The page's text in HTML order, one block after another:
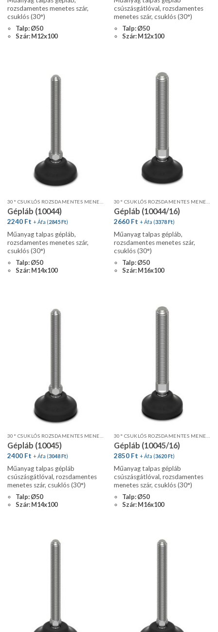
rozsdamentes menetes szár,
csuklós (30°)
Talp: Ø50
Szár: M12x100
csúszásgátlóval, rozsdamentes
menetes szár, csuklós (30°)
Talp: Ø50
Szár: M12x100
Gépláb (10044)
2240 Ft + Áfa (2845Ft)
Műanyag talpas gépláb,
rozsdamentes menetes szár,
csuklós (30°)
Talp: Ø50
Szár: M14x100
Gépláb (10044/16)
2660 Ft + Áfa (3378Ft)
Műanyag talpas gépláb,
rozsdamentes menetes szár,
csuklós (30°)
Talp: Ø50
Szár: M16x100
Gépláb (10045)
2400 Ft + Áfa (3048Ft)
Műanyag talpas gépláb
csúszásgátlóval, rozsdamentes
menetes szár, csuklós (30°)
Talp: Ø50
Szár: M14x100
Gépláb (10045/16)
2850 Ft + Áfa (3620Ft)
Műanyag talpas gépláb
csúszásgátlóval, rozsdamentes
menetes szár, csuklós (30°)
Talp: Ø50
Szár: M16x100